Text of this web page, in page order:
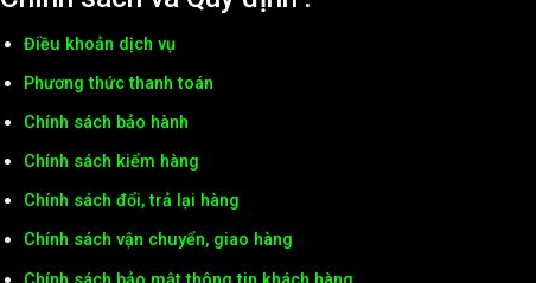
Điều khoản dịch vụ
Phương thức thanh toán
Chính sách bảo hành
Chính sách kiểm hàng
Chính sách đổi, trả lại hàng
Chính sách vận chuyển, giao hàng